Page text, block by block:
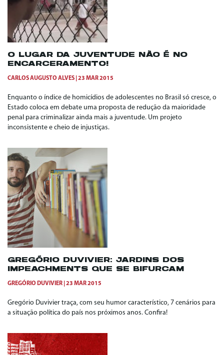
O LUGAR DA JUVENTUDE NÃO É NO
ENCARCERAMENTO!
CARLOS AUGUSTO ALVES 23 MAR 2015
Enquanto o índice de homicídios de adolescentes no Brasil só cresce, o
Estado coloca em debate uma proposta de redução da maioridade
penal para criminalizar ainda mais a juventude. Um projeto
inconsistente e cheio de injustiças.
GREGÓRIO DUVIVIER: JARDINS DOS
IMPEACHMENTS QUE SE BIFURCAM
GREGÓRIO DUVIVIER 23 MAR 2015
Gregório Duvivier traça, com seu humor característico, 7 cenários para
a situação política do país nos próximos anos. Confira!